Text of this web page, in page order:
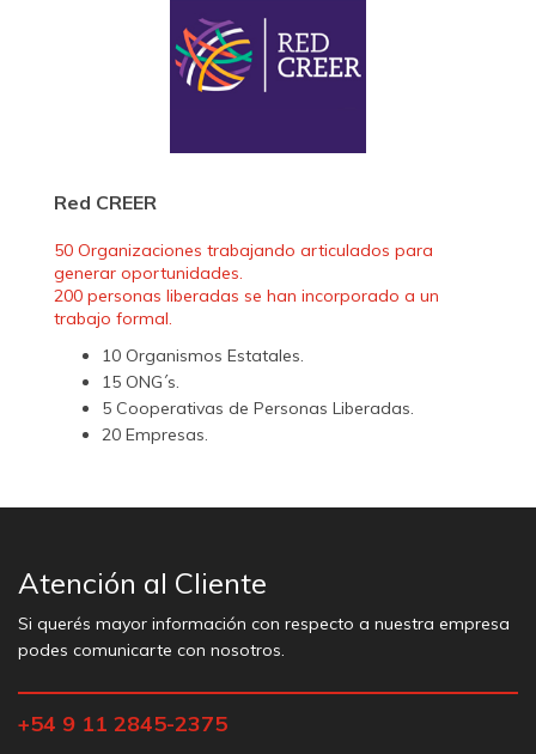
Red CREER
50 Organizaciones trabajando articulados para
generar oportunidades.
200 personas liberadas se han incorporado a un
trabajo formal.
10 Organismos Estatales.
15 ONG´s.
5 Cooperativas de Personas Liberadas.
20 Empresas.
Atención al Cliente
Si querés mayor información con respecto a nuestra empresa
podes comunicarte con nosotros.
+54 9 11 2845-2375